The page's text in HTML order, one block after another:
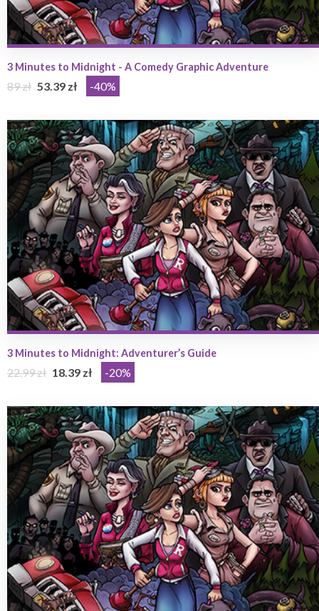
3 Minutes to Midnight - A Comedy Graphic Adventure
89 zł 53.39 zł -40%
3 Minutes to Midnight: Adventurer’s Guide
22.99 zł 18.39 zł -20%